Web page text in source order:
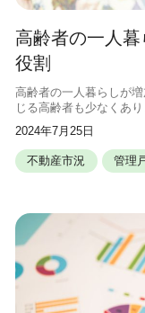
高齢者の一人
役割
高齢者の一人暮らしが
じる高齢者も少なくあ
頼ればいいのか悩む方
者の一人暮らしの現状と
2024年7月25日
不動産市況 管理